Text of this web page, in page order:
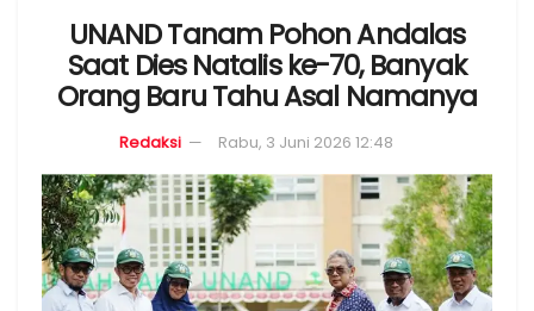
UNAND Tanam Pohon Andalas
Saat Dies Natalis ke-70, Banyak
Orang Baru Tahu Asal Namanya
Redaksi Rabu, 3 Juni 2026 12:48